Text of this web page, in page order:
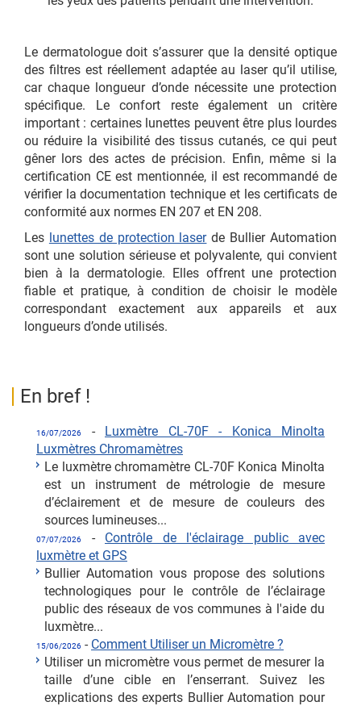
Le dermatologue doit s’assurer que la densité optique
des filtres est réellement adaptée au laser qu’il utilise,
car chaque longueur d’onde nécessite une protection
spécifique. Le confort reste également un critère
important : certaines lunettes peuvent être plus lourdes
ou réduire la visibilité des tissus cutanés, ce qui peut
gêner lors des actes de précision. Enfin, même si la
certification CE est mentionnée, il est recommandé de
vérifier la documentation technique et les certificats de
conformité aux normes EN 207 et EN 208.
Les lunettes de protection laserde Bullier Automation
sont une solution sérieuse et polyvalente, qui convient
bien à la dermatologie. Elles offrent une protection
fiable et pratique, à condition de choisir le modèle
correspondant exactement aux appareils et aux
longueurs d’onde utilisés.
En bref !
16/07/2026 - Luxmètre CL-70F - Konica Minolta
Luxmètres Chromamètres
Le luxmètre chromamètre CL-70F Konica Minolta
est un instrument de métrologie de mesure
d’éclairement et de mesure de couleurs des
sources lumineuses...
07/07/2026 - Contrôle de l'éclairage public avec
luxmètre et GPS
Bullier Automation vous propose des solutions
technologiques pour le contrôle de l’éclairage
public des réseaux de vos communes à l'aide du
luxmètre...
15/06/2026 - Comment Utiliser un Micromètre ?
Utiliser un micromètre vous permet de mesurer la
taille d’une cible en l’enserrant. Suivez les
explications des experts Bullier Automation pour